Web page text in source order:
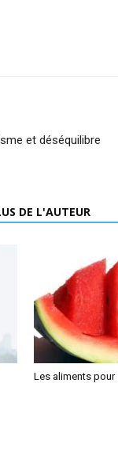
et déséquilibre
DE L'AUTEUR
Les aliments pour